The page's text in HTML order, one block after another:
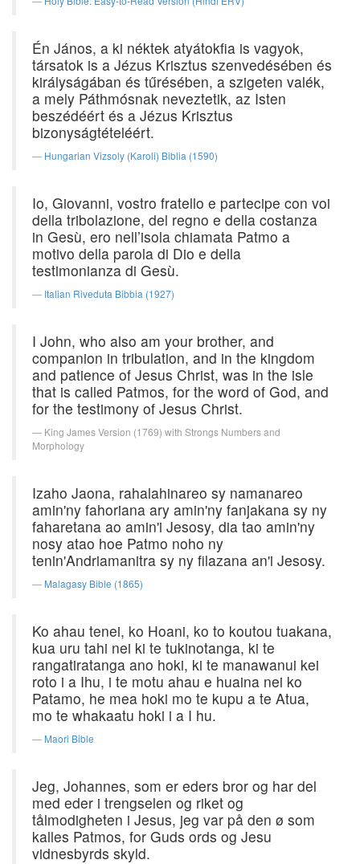
Én János, a ki néktek atyátokfia is vagyok,
társatok is a Jézus Krisztus szenvedésében és
királyságában és tűrésében, a szigeten valék,
a mely Páthmósnak neveztetik, az Isten
beszédéért és a Jézus Krisztus
bizonyságtételéért.
Hungarian Vizsoly (Karoli) Biblia (1590)
Io, Giovanni, vostro fratello e partecipe con voi
della tribolazione, del regno e della costanza
in Gesù, ero nell’isola chiamata Patmo a
motivo della parola di Dio e della
testimonianza di Gesù.
Italian Riveduta Bibbia (1927)
I John, who also am your brother, and
companion in tribulation, and in the kingdom
and patience of Jesus Christ, was in the isle
that is called Patmos, for the word of God, and
for the testimony of Jesus Christ.
King James Version (1769) with Strongs Numbers and
Morphology
Izaho Jaona, rahalahinareo sy namanareo
amin'ny fahoriana ary amin'ny fanjakana sy ny
faharetana ao amin'i Jesosy, dia tao amin'ny
nosy atao hoe Patmo noho ny
tenin'Andriamanitra sy ny filazana an'i Jesosy.
Malagasy Bible (1865)
Ko ahau tenei, ko Hoani, ko to koutou tuakana,
kua uru tahi nei ki te tukinotanga, ki te
rangatiratanga ano hoki, ki te manawanui kei
roto i a Ihu, i te motu ahau e huaina nei ko
Patamo, he mea hoki mo te kupu a te Atua,
mo te whakaatu hoki i a I hu.
Maori Bible
Jeg, Johannes, som er eders bror og har del
med eder i trengselen og riket og
tålmodigheten i Jesus, jeg var på den ø som
kalles Patmos, for Guds ords og Jesu
vidnesbyrds skyld.